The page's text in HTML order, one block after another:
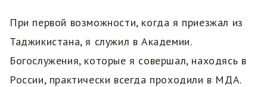
При первой возможности, когда я приезжал из
Таджикистана, я служил в Академии.
Богослужения, которые я совершал, находясь в
России, практически всегда проходили в МДА.